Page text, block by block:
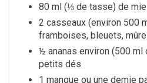
80 ml (⅓ de tasse) de
2 casseaux (environ 500
framboises, bleuets,
½ ananas environ (500
petits dés
1 mangue ou une demie